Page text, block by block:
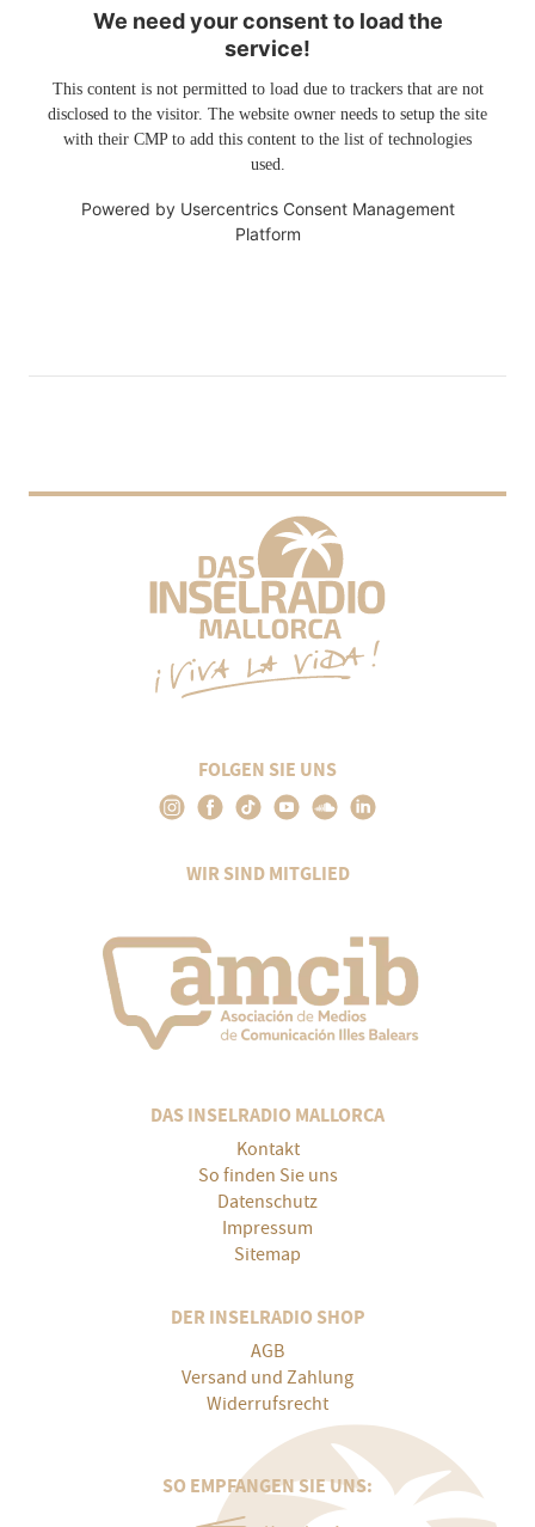
We need your consent to load the
service!
This content is not permitted to load due to trackers that are not
disclosed to the visitor. The website owner needs to setup the site
with their CMP to add this content to the list of technologies
used.
Powered by Usercentrics Consent Management
Platform
FOLGEN SIE UNS
WIR SIND MITGLIED
DAS INSELRADIO MALLORCA
Kontakt
So finden Sie uns
Datenschutz
Impressum
Sitemap
DER INSELRADIO SHOP
AGB
Versand und Zahlung
Widerrufsrecht
SO EMPFANGEN SIE UNS: